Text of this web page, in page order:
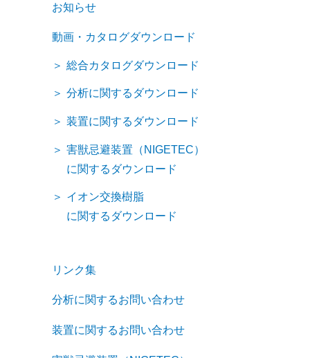
お知らせ
動画・カタログダウンロード
総合カタログダウンロード
分析に関するダウンロード
装置に関するダウンロード
害獣忌避装置（NIGETEC）
に関するダウンロード
イオン交換樹脂
に関するダウンロード
リンク集
分析に関するお問い合わせ
装置に関するお問い合わせ